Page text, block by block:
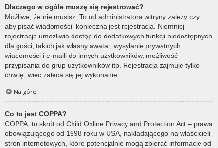
Dlaczego w ogóle muszę się rejestrować?
Możliwe, że nie musisz. To od administratora witryny zależy czy,
aby pisać wiadomości, konieczna jest rejestracja. Niemniej
rejestracja umożliwia dostęp do dodatkowych funkcji niedostępnych
dla gości, takich jak własny awatar, wysyłanie prywatnych
wiadomości i e-maili do innych użytkowników, możliwość
przypisania do grup użytkowników itp. Rejestracja zajmuje tylko
chwilę, więc zaleca się jej wykonanie.
Na górę
Co to jest COPPA?
COPPA, to skrót od Child Online Privacy and Protection Act – prawa
obowiązującego od 1998 roku w USA, nakładającego na właścicieli
stron internetowych, które potencjalnie mogą zbierać informacje od